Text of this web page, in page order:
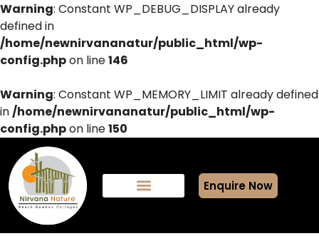
Warning: Constant WP_DEBUG_DISPLAY already
defined in
/home/newnirvananatur/public_html/wp-
config.phpon line146
Warning: Constant WP_MEMORY_LIMIT already defined
in/home/newnirvananatur/public_html/wp-
config.phpon line150
Enquire Now